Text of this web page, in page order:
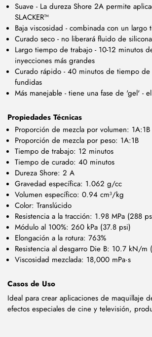
Suave - La dureza Shore 2A permite
SLACKER™
Baja viscosidad - combinada con un
Curado seco - no liberará fluido de silicona
Largo tiempo de trabajo - 10-12 minutos
inyecciones más grandes
Curado rápido - 40 minutos de tiempo
fundidas
Más manejable - tiene una fase de 'gel' -
Propiedades Técnicas
Proporción de mezcla por volumen: 1A:1B
Proporción de mezcla por peso: 1A:1B
Tiempo de trabajo: 12 minutos
Tiempo de curado: 40 minutos
Dureza Shore: 2 A
Gravedad específica: 1.062 g/cc
Volumen específico: 0.94 cm³/kg
Color: Translúcido
Resistencia a la tracción: 1.98 MPa (288
Módulo al 100%: 260 kPa (37.8 psi)
Elongación a la rotura: 763%
Resistencia al desgarro Die B: 10.7 kN/m
Viscosidad mezclada: 18,000 mPa·s
Casos de Uso
Ideal para crear aplicaciones de maquillaje
efectos especiales de cine y televisión,